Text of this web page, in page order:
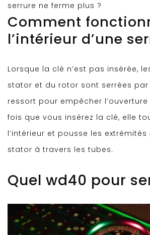
serrure ne ferme plus ?
Comment
l’intérieur d’une
Lorsque la clé n’est pas insérée,
stator et du rotor sont serrées
ressort pour empêcher
fois que vous insérez la clé, elle
l’intérieur et pousse les
stator à travers les tubes.
Quel wd40 pour